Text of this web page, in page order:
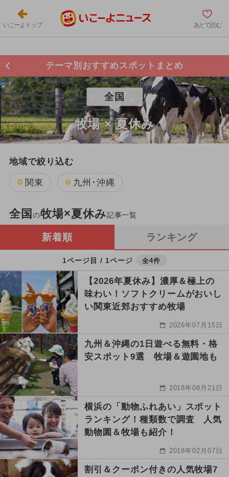
いこーよトップ あとで読む
テーマ別おすすめスポットまとめ
全国
牧場 × 夏休み
地域で絞り込む
関東 九州･沖縄
全国 の牧場×夏休み記事一覧
新着順 ランキング
1ページ目 / 1ページ 全4件
【2026年夏休み】濃厚＆極上の
味わい！ソフトクリームがおいし
い関東近郊おすすめ牧場
2026年07月15日
九州＆沖縄の1日遊べる無料・格
安スポット9選 牧場＆遊園地も
2018年08月21日
横浜の「動物ふれあい」スポット
ランキング！種類数で調査 人気
動物園＆牧場も紹介！
2018年02月07日
割引＆クーポン付きの人気牧場7